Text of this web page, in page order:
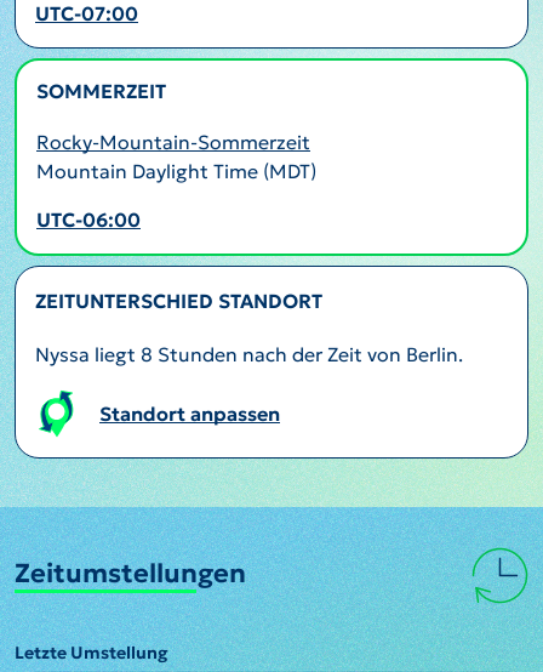
UTC-07:00
SOMMERZEIT
Rocky-Mountain-Sommerzeit
Mountain Daylight Time (MDT)
UTC-06:00
ZEITUNTERSCHIED STANDORT
Nyssa liegt 8 Stunden nach der Zeit von Berlin.
Standort anpassen
Zeitumstellungen
Letzte Umstellung